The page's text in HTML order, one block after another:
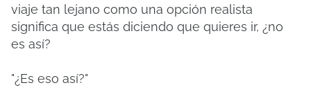
viaje tan lejano como una opción realista
significa que estás diciendo que quieres ir, ¿no
es así?
"¿Es eso así?"